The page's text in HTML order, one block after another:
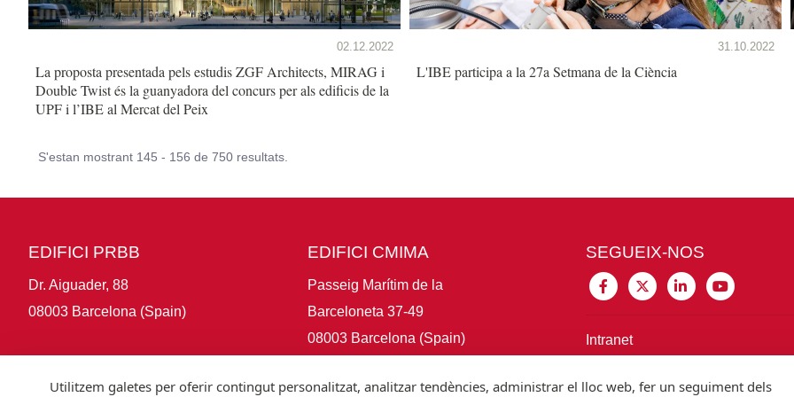
02.12.2022
La proposta presentada pels estudis ZGF Architects, MIRAG i
Double Twist és la guanyadora del concurs per als edificis de la
UPF i l’IBE al Mercat del Peix
31.10.2022
L'IBE participa a la 27a Setmana de la Ciència
S'estan mostrant 145 - 156 de 750 resultats.
EDIFICI PRBB
Dr. Aiguader, 88
08003 Barcelona (Spain)
EDIFICI CMIMA
Passeig Marítim de la
Barceloneta 37-49
08003 Barcelona (Spain)
SEGUEIX-NOS
Intranet
Connecta amb IBE
Utilitzem galetes per oferir contingut personalitzat, analitzar tendències, administrar el lloc web, fer un seguiment dels